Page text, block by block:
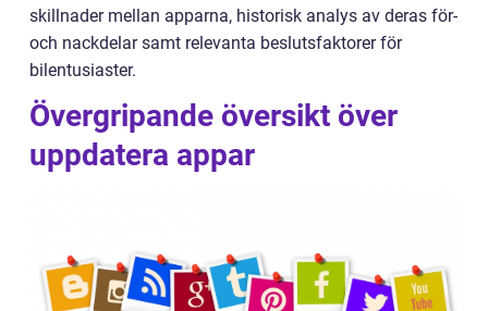
skillnader mellan apparna, historisk analys av deras för-
och nackdelar samt relevanta beslutsfaktorer för
bilentusiaster.
Övergripande översikt över
uppdatera appar